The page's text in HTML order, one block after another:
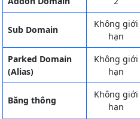
Sub Domain
Không giới
hạn
Parked Domain
(Alias)
Không giới
hạn
Băng thông
Không giới
hạn